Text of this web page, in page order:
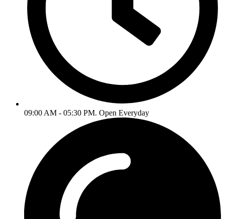
09:00 AM - 05:30 PM. Open Everyday